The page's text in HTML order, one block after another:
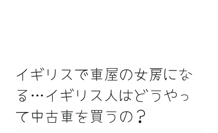
イギリスで車屋の女房にな
る…イギリス人はどうやっ
て中古車を買うの？